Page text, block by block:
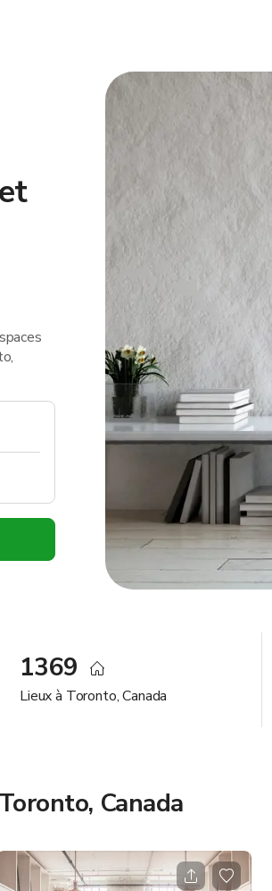
1369
Lieux à Toronto, Canada
Canada